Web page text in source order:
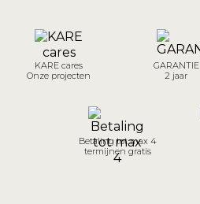
KARE cares
Onze projecten
GARANTIE
2 jaar
Betaling tot max 4
termijnen gratis